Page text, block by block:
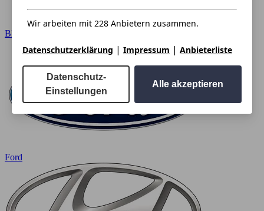
BMW
Ford
Wir arbeiten mit 228 Anbietern zusammen.
Datenschutzerklärung | Impressum | Anbieterliste
Datenschutz-
Einstellungen
Alle akzeptieren